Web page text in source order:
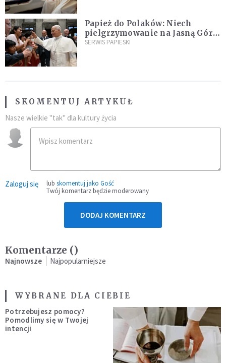
Papież do Polaków: Niech
pielgrzymowanie na Jasną Górę
umocni wiarę i nadzieję
SERWIS PAPIESKI
SKOMENTUJ ARTYKUŁ
Nasze wielkie "tak" dla kultury życia
Zaloguj się lub skomentuj jako Gość
Twój komentarz będzie moderowany
DODAJ KOMENTARZ
Komentarze ()
Najnowsze Najpopularniejsze
WYBRANE DLA CIEBIE
Potrzebujesz pomocy?
Pomodlimy się w Twojej
intencji